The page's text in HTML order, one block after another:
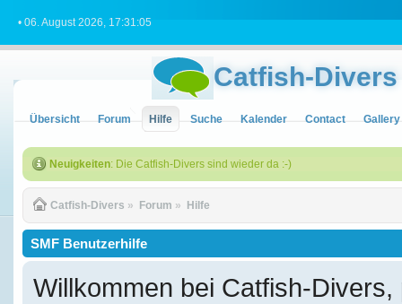
• 06. August 2026, 17:31:05
Catfish-Divers
Übersicht Forum Hilfe Suche Kalender Contact Gallery
Neuigkeiten: Die Catfish-Divers sind wieder da :-)
Catfish-Divers » Forum » Hilfe
SMF Benutzerhilfe
Willkommen bei Catfish-